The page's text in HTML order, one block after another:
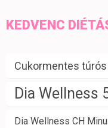
KEDVENC
Cukormentes
Dia Wellness
Dia Wellness CH